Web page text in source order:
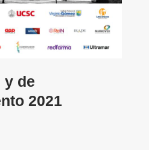
y de
2021